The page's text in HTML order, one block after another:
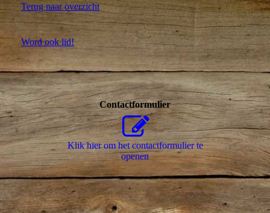
Terug naar overzicht
Word ook lid!
Contactformulier
Klik hier om het contactformulier te
openen